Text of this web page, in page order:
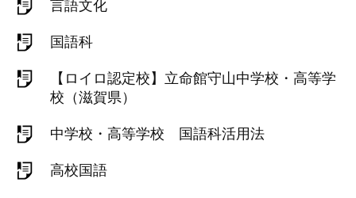
言語文化
国語科
【ロイロ認定校】立命館守山中学校・高等学
校（滋賀県）
中学校・高等学校 国語科活用法
高校国語